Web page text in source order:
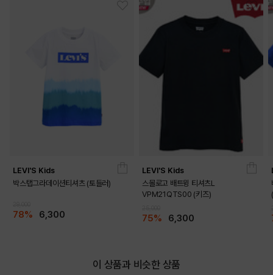
LEVI'S Kids
박스탭그라데이션티셔츠 (토들러)
78% 6,300
LEVI'S Kids
스몰로고 배트윙 티셔츠L
VPM21QTS00 (키즈)
75% 6,300
이 상품과 비슷한 상품